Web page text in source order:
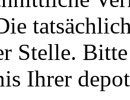
Stelle.
Ihrer